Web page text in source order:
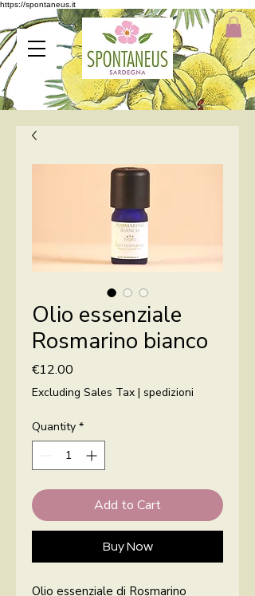
https://spontaneus.it
Olio essenziale
Rosmarino bianco
€12.00
Excluding Sales Tax | spedizioni
Quantity *
Add to Cart
Buy Now
Olio essenziale di Rosmarino